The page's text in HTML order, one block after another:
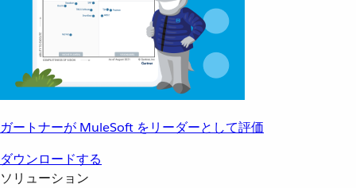
ガートナーが MuleSoft をリーダーとして評価
ダウンロードする
ソリューション